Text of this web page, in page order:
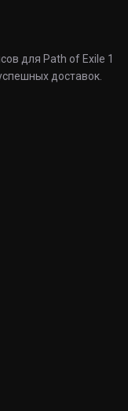
для Path of Exile 1
доставок.